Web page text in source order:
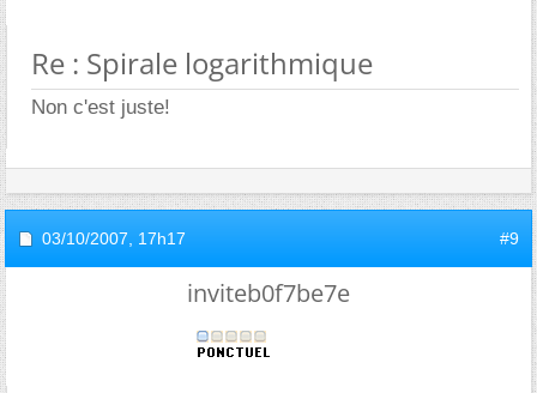
Re : Spirale logarithmique
Non c'est juste!
03/10/2007, 17h17 #9
inviteb0f7be7e